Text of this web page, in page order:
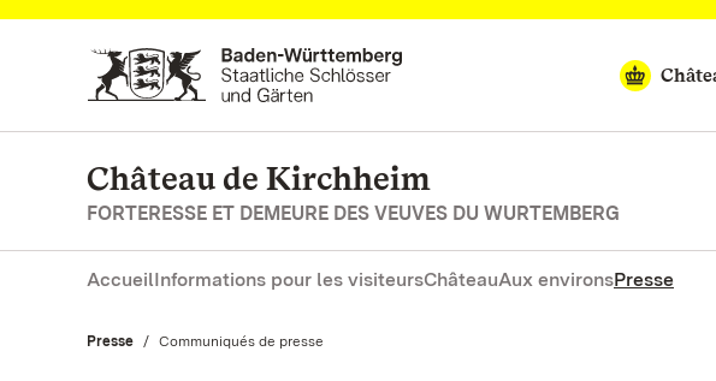
Vers la page d’accueil
Château de Kirchheim
FORTERESSE ET DEMEURE DES VEUVES DU WURTEMBERG
AccueilInformations pour les visiteursChâteauAux environsPresse
Presse Actuel:
Communiqués de presse